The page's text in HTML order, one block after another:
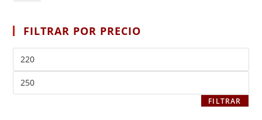
FILTRAR POR PRECIO
FILTRAR